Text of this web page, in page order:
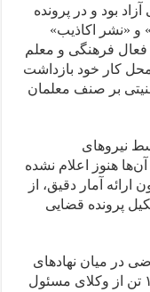
بود و در پرونده
و «نشر اکاذیب»
فرهنگی و معلم
۱۲ دی‌ماه در محل کار خود بازداشت
بر صنف معلمان
نیروهای
هنوز اعلام نشده
آمار دقیق، از
پرونده قضایی
در میان نهادهای
مدنی و صنفی نیز افزایش یافته است. ۱۱ تن از وکلای مسئول